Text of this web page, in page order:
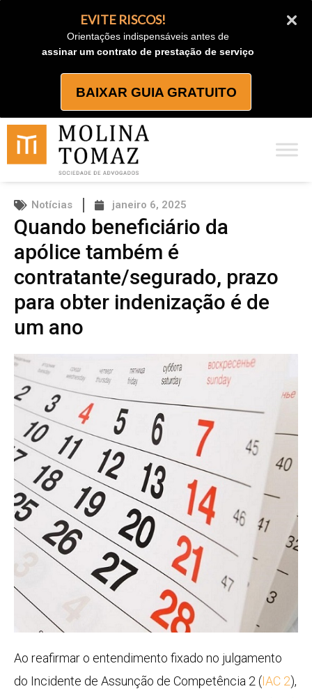
EVITE RISCOS!
Orientações indispensáveis antes de
assinar um contrato de prestação de serviço
BAIXAR GUIA GRATUITO
Notícias janeiro 6, 2025
Quando beneficiário da
apólice também é
contratante/segurado, prazo
para obter indenização é de
um ano
Ao reafirmar o entendimento fixado no julgamento
do Incidente de Assunção de Competência 2 (IAC 2),